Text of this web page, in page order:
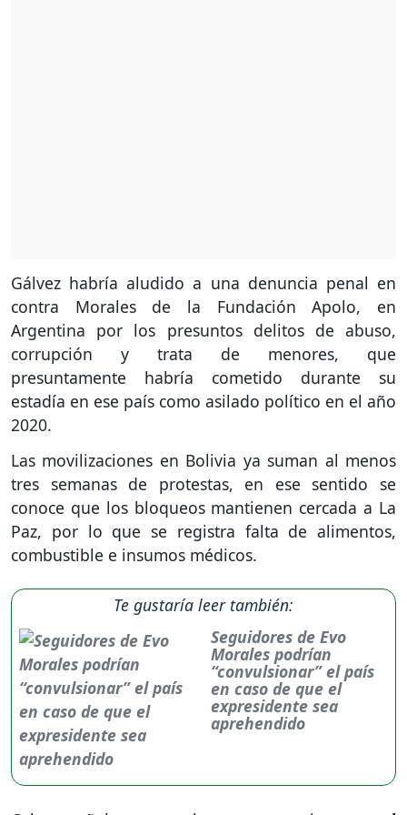
Gálvez habría aludido a una denuncia penal en
contra Morales de la Fundación Apolo, en
Argentina por los presuntos delitos de abuso,
corrupción y trata de menores, que
presuntamente habría cometido durante su
estadía en ese país como asilado político en el año
2020.
Las movilizaciones en Bolivia ya suman al menos
tres semanas de protestas, en ese sentido se
conoce que los bloqueos mantienen cercada a La
Paz, por lo que se registra falta de alimentos,
combustible e insumos médicos.
Te gustaría leer también:
Seguidores de Evo
Morales podrían
“convulsionar” el país
en caso de que el
expresidente sea
aprehendido